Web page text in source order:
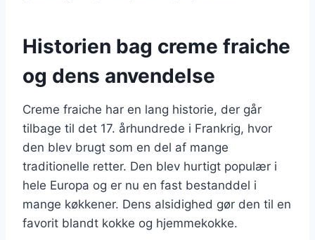
Historien bag creme fraiche
og dens anvendelse
Creme fraiche har en lang historie, der går
tilbage til det 17. århundrede i Frankrig, hvor
den blev brugt som en del af mange
traditionelle retter. Den blev hurtigt populær i
hele Europa og er nu en fast bestanddel i
mange køkkener. Dens alsidighed gør den til en
favorit blandt kokke og hjemmekokke.